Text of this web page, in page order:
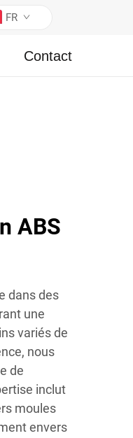
FR
Contact
ABS
dans des
une
variés de
nous
de
inclut
moules
envers